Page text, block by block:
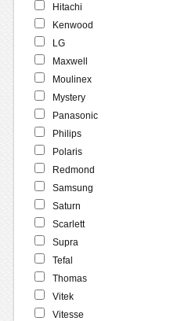
Hitachi
Kenwood
LG
Maxwell
Moulinex
Mystery
Panasonic
Philips
Polaris
Redmond
Samsung
Saturn
Scarlett
Supra
Tefal
Thomas
Vitek
Vitesse